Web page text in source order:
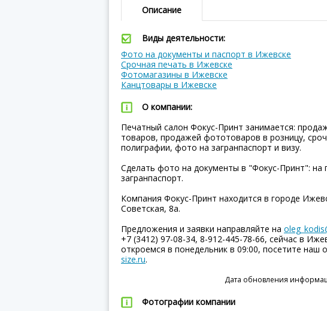
Описание
Виды деятельности:
Фото на документы и паспорт в Ижевске
Срочная печать в Ижевске
Фотомагазины в Ижевске
Канцтовары в Ижевске
О компании:
Печатный салон Фокус-Принт занимается:
товаров, продажей фототоваров в розницу,
полиграфии, фото на загранпаспорт и визу.
Сделать фото на документы в "Фокус-Принт": на
загранпаспорт.
Компания Фокус-Принт находится в городе
Советская, 8а.
Предложения и заявки направляйте на
+7 (3412) 97-08-34, 8-912-445-78-66, сейчас в
откроемся в понедельник в 09:00, посетите наш
size.ru.
Дата обновления
Фотографии компании